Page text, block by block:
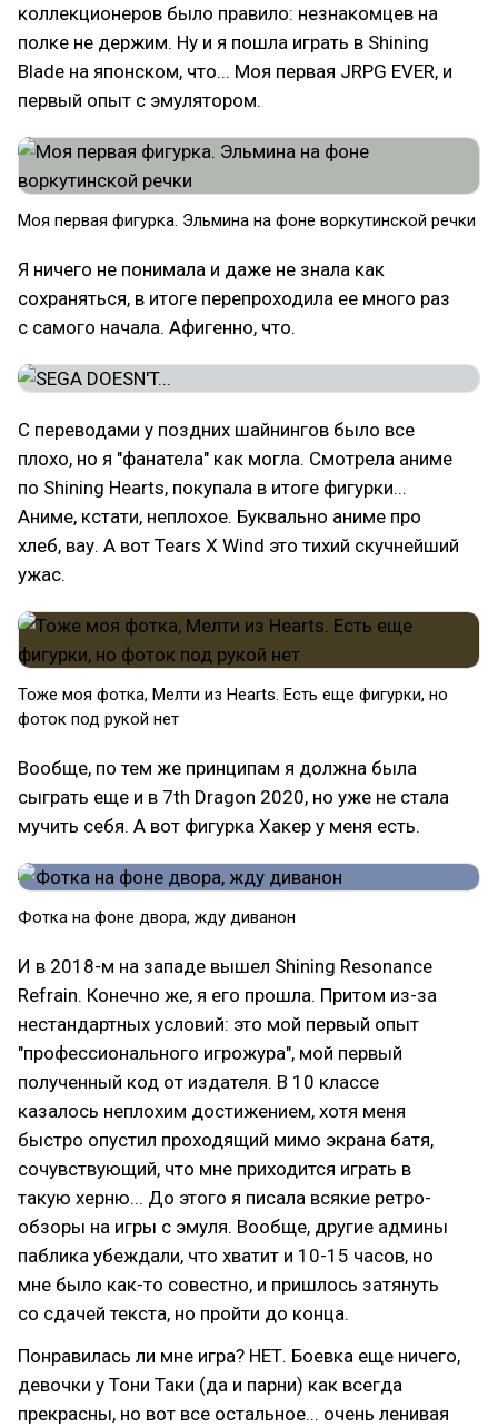
коллекционеров было правило: незнакомцев на
полке не держим. Ну и я пошла играть в Shining
Blade на японском, что... Моя первая JRPG EVER, и
первый опыт с эмулятором.
Моя первая фигурка. Эльмина на фоне воркутинской речки
Я ничего не понимала и даже не знала как
сохраняться, в итоге перепроходила ее много раз
с самого начала. Афигенно, что.
С переводами у поздних шайнингов было все
плохо, но я "фанатела" как могла. Смотрела аниме
по Shining Hearts, покупала в итоге фигурки...
Аниме, кстати, неплохое. Буквально аниме про
хлеб, вау. А вот Tears X Wind это тихий скучнейший
ужас.
Тоже моя фотка, Мелти из Hearts. Есть еще фигурки, но
фоток под рукой нет
Вообще, по тем же принципам я должна была
сыграть еще и в 7th Dragon 2020, но уже не стала
мучить себя. А вот фигурка Хакер у меня есть.
Фотка на фоне двора, жду диванон
И в 2018-м на западе вышел Shining Resonance
Refrain. Конечно же, я его прошла. Притом из-за
нестандартных условий: это мой первый опыт
"профессионального игрожура", мой первый
полученный код от издателя. В 10 классе
казалось неплохим достижением, хотя меня
быстро опустил проходящий мимо экрана батя,
сочувствующий, что мне приходится играть в
такую херню... До этого я писала всякие ретро-
обзоры на игры с эмуля. Вообще, другие админы
паблика убеждали, что хватит и 10-15 часов, но
мне было как-то совестно, и пришлось затянуть
со сдачей текста, но пройти до конца.
Понравилась ли мне игра? НЕТ. Боевка еще ничего,
девочки у Тони Таки (да и парни) как всегда
прекрасны, но вот все остальное... очень ленивая